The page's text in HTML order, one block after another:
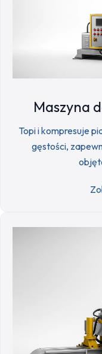
Maszyna
Topi i kompresuje
gęstości,